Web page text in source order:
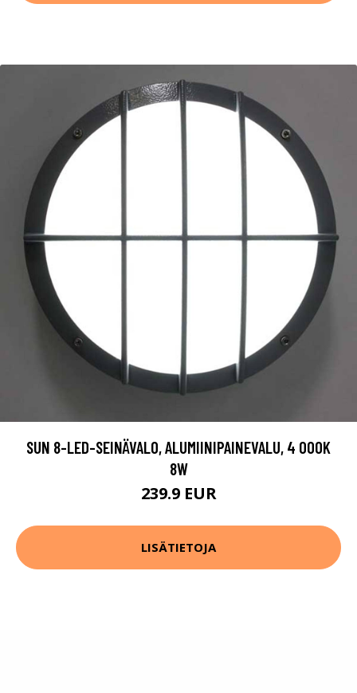
SUN 8-LED-SEINÄVALO, ALUMIINIPAINEVALU, 4 000K
8W
239.9 EUR
LISÄTIETOJA